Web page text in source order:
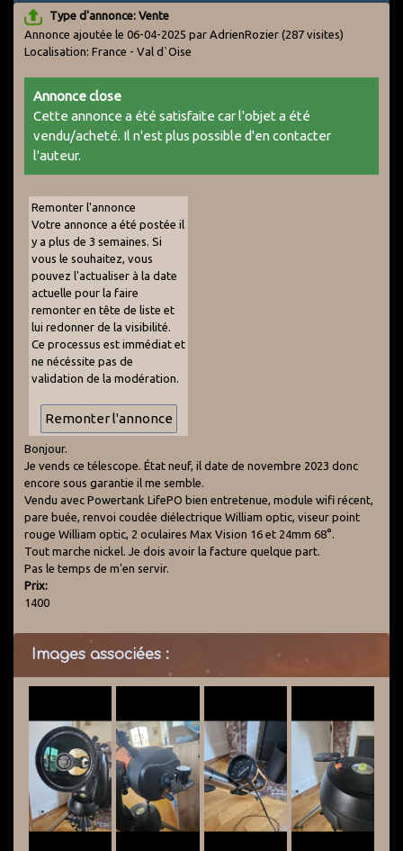
Type d'annonce: Vente
Annonce ajoutée le 06-04-2025 par AdrienRozier (287 visites)
Localisation: France - Val d`Oise
Annonce close
Cette annonce a été satisfaite car l'objet a été
vendu/acheté. Il n'est plus possible d'en contacter
l'auteur.
Remonter l'annonce
Votre annonce a été postée il
y a plus de 3 semaines. Si
vous le souhaitez, vous
pouvez l'actualiser à la date
actuelle pour la faire
remonter en tête de liste et
lui redonner de la visibilité.
Ce processus est immédiat et
ne nécéssite pas de
validation de la modération.
Bonjour.
Je vends ce télescope. État neuf, il date de novembre 2023 donc
encore sous garantie il me semble.
Vendu avec Powertank LifePO bien entretenue, module wifi récent,
pare buée, renvoi coudée diélectrique William optic, viseur point
rouge William optic, 2 oculaires Max Vision 16 et 24mm 68°.
Tout marche nickel. Je dois avoir la facture quelque part.
Pas le temps de m'en servir.
Prix:
1400
Images associées :